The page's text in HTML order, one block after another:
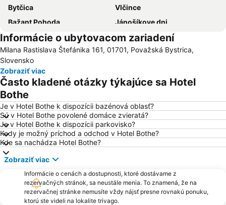
Bytčica
Vlčince
Bažant Pohoda
Jánošíkove dni
Vrátna Free Time Zone
Masters of Rock
Závodie
Skiareál Synot - Kyčerka
Hrad Strečno
Ski Čertov Javorniky
Považský Chlmec
Rajecká Lesná
Pustevny
Hliny
Budatín
Letisko Žilina
Bôrik
Ski areál U Sachovy studánky
Ski Park Gruň
Žilina-Bánová
Ski Makov
Lyžařský areál Rališka
SKI Vítkovice-Bílá
Informácie o ubytovacom zariadení
Milana Rastislava Štefánika 161, 01701, Považská Bystrica,
Slovensko
Zobraziť viac
Často kladené otázky týkajúce sa Hotel
Bothe
Je v Hotel Bothe k dispozícii bazénová oblasť?
Sú v Hotel Bothe povolené domáce zvieratá?
Je v Hotel Bothe k dispozícii parkovisko?
Kedy je možný príchod a odchod v Hotel Bothe?
Kde sa nachádza Hotel Bothe?
Zobraziť viac
Informácie o cenách a dostupnosti, ktoré dostávame z
rezervačných stránok, sa neustále menia. To znamená, že na
rezervačnej stránke nemusíte vždy nájsť presne rovnakú ponuku,
ktorú ste videli na lokalite trivago.